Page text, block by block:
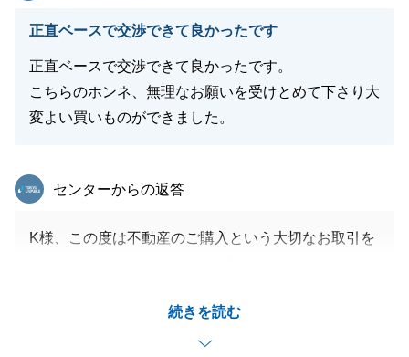
閉じる
正直ベースで交渉できて良かったです
正直ベースで交渉できて良かったです。
こちらのホンネ、無理なお願いを受けとめて下さり大
変よい買いものができました。
続きを読む
東急リバブル
センターからの返答
K様、この度は不動産のご購入という大切なお取引を
K様とK様のご家族にお喜びいただくことができ、大